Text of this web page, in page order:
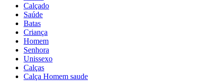
Calçado
Saúde
Batas
Criança
Homem
Senhora
Unissexo
Calças
Calça Homem saude